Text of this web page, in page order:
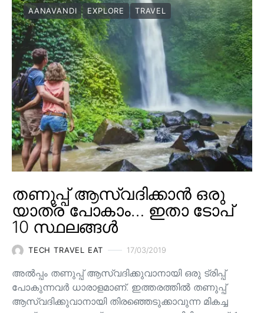
AANAVANDI EXPLORE TRAVEL
തണുപ്പ് ആസ്വദിക്കാൻ ഒരു
യാത്ര പോകാം… ഇതാ ടോപ്
10 സ്ഥലങ്ങൾ
TECH TRAVEL EAT 17/03/2019
അൽപ്പം തണുപ്പ് ആസ്വദിക്കുവാനായി ഒരു ട്രിപ്പ്
പോകുന്നവർ ധാരാളമാണ്. ഇത്തരത്തിൽ തണുപ്പ്
ആസ്വദിക്കുവാനായി തിരഞ്ഞെടുക്കാവുന്ന മികച്ച